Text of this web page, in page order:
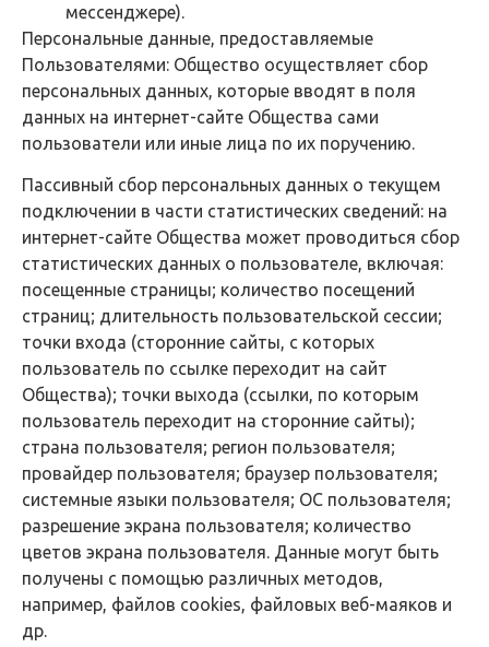
мессенджере).
Персональные данные, предоставляемые
Пользователями: Общество осуществляет сбор
персональных данных, которые вводят в поля
данных на интернет-сайте Общества сами
пользователи или иные лица по их поручению.
Пассивный сбор персональных данных о текущем
подключении в части статистических сведений: на
интернет-сайте Общества может проводиться сбор
статистических данных о пользователе, включая:
посещенные страницы; количество посещений
страниц; длительность пользовательской сессии;
точки входа (сторонние сайты, с которых
пользователь по ссылке переходит на сайт
Общества); точки выхода (ссылки, по которым
пользователь переходит на сторонние сайты);
страна пользователя; регион пользователя;
провайдер пользователя; браузер пользователя;
системные языки пользователя; ОС пользователя;
разрешение экрана пользователя; количество
цветов экрана пользователя. Данные могут быть
получены с помощью различных методов,
например, файлов cookies, файловых веб-маяков и
др.